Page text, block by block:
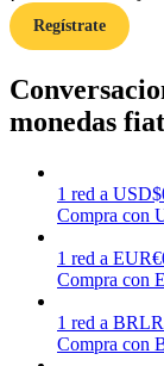
Power Piggy
Gana
Regístrate
monedas fiat
1 red a USD$
Compra con
1 red a EUR€
Compra con
1 red a BRL
Compra con